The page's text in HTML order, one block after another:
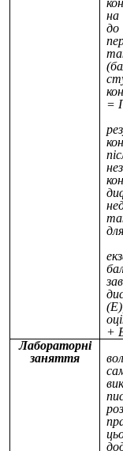
на
до
=
+
Лабораторні
заняття